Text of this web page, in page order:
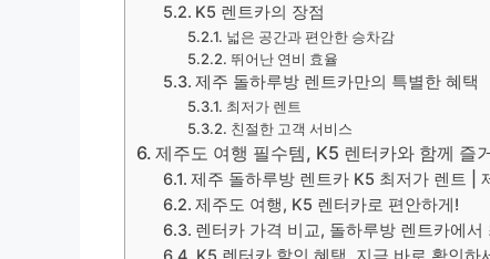
K5 렌트카의 장점
넓은 공간과 편안한 승차감
뛰어난 연비 효율
제주 돌하루방 렌트카만의 특별한 혜택
최저가 렌트
친절한 고객 서비스
제주도 여행 필수템, K5 렌터카와 함께 즐
제주 돌하루방 렌트카 K5 최저가 렌트 |
제주도 여행, K5 렌터카로 편안하게!
렌터카 가격 비교, 돌하루방 렌트카에서